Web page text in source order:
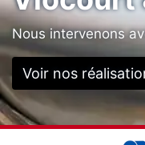
Nous intervenons
Voir nos